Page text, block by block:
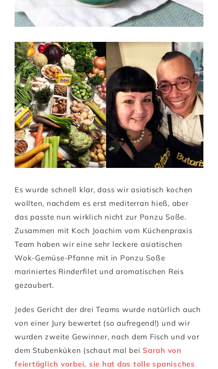
Es wurde schnell klar, dass wir asiatisch kochen
wollten, nachdem es erst mediterran hieß, aber
das passte nun wirklich nicht zur Ponzu Soße.
Zusammen mit Koch Joachim vom Küchenpraxis
Team haben wir eine sehr leckere asiatischen
Wok-Gemüse-Pfanne mit in Ponzu Soße
mariniertes Rinderfilet und aromatischen Reis
gezaubert.
Jedes Gericht der drei Teams wurde natürlich auch
von einer Jury bewertet (so aufregend!) und wir
wurden zweite Gewinner, nach dem Fisch und vor
dem Stubenküken (schaut mal bei Sarah von
feiertäglich vorbei, sie hat das tolle spanisches